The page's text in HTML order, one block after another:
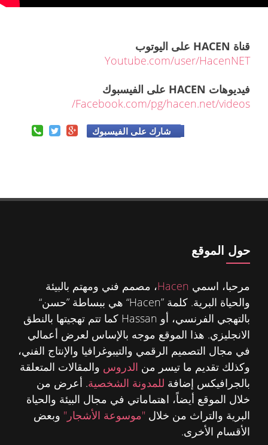
قناة HACEN على اليوتوب
Youtube.com/user/HacenNET
فيديوهات HACEN على الفيسبوك
Facebook.com/pg/hacen.net/videos/
شارك على الفيسبوك
حول الموقع
مرحبا، اسمي Hacen، مصمم فني ومهتم بالبيئة
والحياة البرية. كلمة ”Hacen“ هي ببساطة ”حسن“
بالتهجي الفرنسي، أو Hassan كما تتم تهجيتها بالنطق
الانجليزي. هذا الموقع موجه بالإساس لعرض أعمالي
في مجال التصميم الرقمي والتيبوغرافيا والإنتاج الفني،
وكذلك تقديم ما تيسر من الدروس والمقالات المتعلقة
بالجرافيكس إضافة للمدونة الشخصية. أعرض من
خلال الموقع أيضاً، اهتماماتي في مجال البيئة والحياة
البرية والتراث من خلال "موسوعة الأشجار" وبعض
الأقسام الأخرى.